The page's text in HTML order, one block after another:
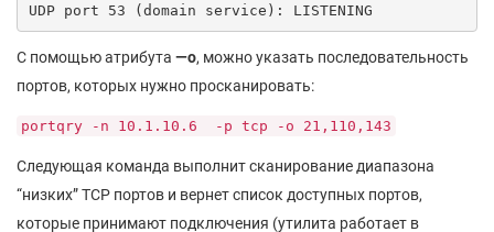
UDP port 53 (domain service): LISTENING
С помощью атрибута —o, можно указать последовательность
портов, которых нужно просканировать:
portqry -n 10.1.10.6 -p tcp -o 21,110,143
Следующая команда выполнит сканирование диапазона
“низких” TCP портов и вернет список доступных портов,
которые принимают подключения (утилита работает в